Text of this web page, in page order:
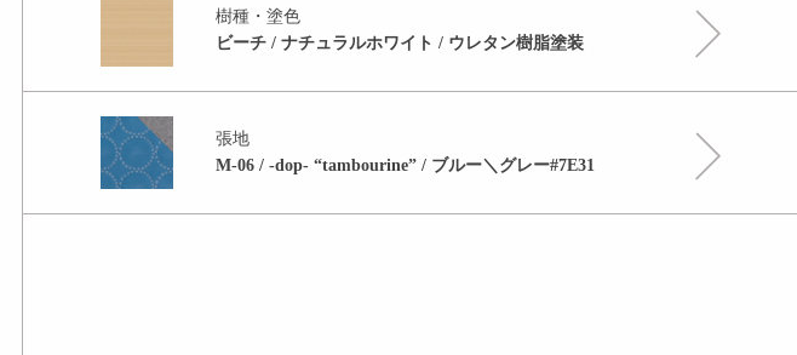
樹種・塗色
ビーチ / ナチュラルホワイト / ウレタン樹脂塗装
張地
M-06 / -dop- “tambourine” / ブルー＼グレー#7E31